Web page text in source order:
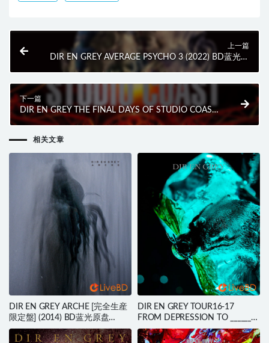
上一篇
DIR EN GREY AVERAGE PSYCHO 3 (2022) BD蓝光原
下一篇
DIR EN GREY THE FINAL DAYS OF STUDIO COAST
[初回生産限定盤] (2BD) (2022) BD蓝光原盘 65.4G
相关文章
DIR EN GREY ARCHE [完全生産
限定盤] (2014) BD蓝光原盘
14.5G
DIR EN GREY TOUR16-17
FROM DEPRESSION TO ________
[mode of UROBOROS] (2017)
BD蓝光原盘 20.6G